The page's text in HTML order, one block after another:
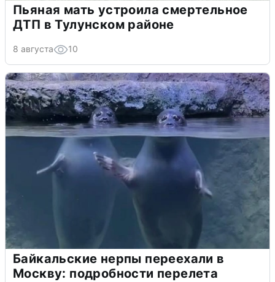
Пьяная мать устроила смертельное
ДТП в Тулунском районе
8 августа 10
Байкальские нерпы переехали в
Москву: подробности перелета